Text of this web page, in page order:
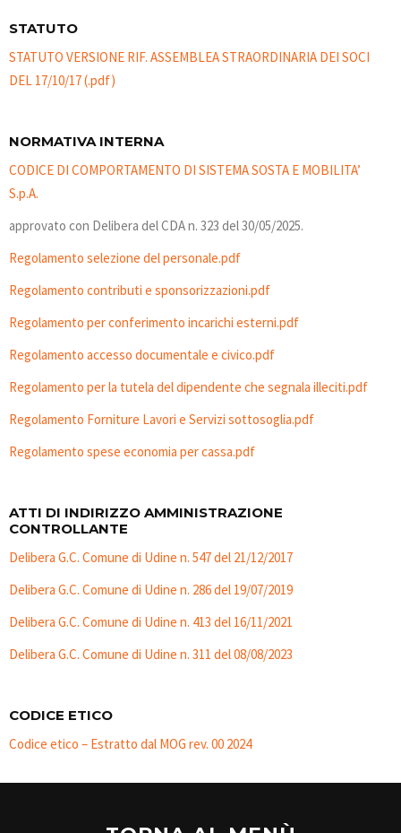
STATUTO
STATUTO VERSIONE RIF. ASSEMBLEA STRAORDINARIA DEI SOCI
DEL 17/10/17 (.pdf)
NORMATIVA INTERNA
CODICE DI COMPORTAMENTO DI SISTEMA SOSTA E MOBILITA’
S.p.A.
approvato con Delibera del CDA n. 323 del 30/05/2025.
Regolamento selezione del personale.pdf
Regolamento contributi e sponsorizzazioni.pdf
Regolamento per conferimento incarichi esterni.pdf
Regolamento accesso documentale e civico.pdf
Regolamento per la tutela del dipendente che segnala illeciti.pdf
Regolamento Forniture Lavori e Servizi sottosoglia.pdf
Regolamento spese economia per cassa.pdf
ATTI DI INDIRIZZO AMMINISTRAZIONE
CONTROLLANTE
Delibera G.C. Comune di Udine n. 547 del 21/12/2017
Delibera G.C. Comune di Udine n. 286 del 19/07/2019
Delibera G.C. Comune di Udine n. 413 del 16/11/2021
Delibera G.C. Comune di Udine n. 311 del 08/08/2023
CODICE ETICO
Codice etico – Estratto dal MOG rev. 00 2024